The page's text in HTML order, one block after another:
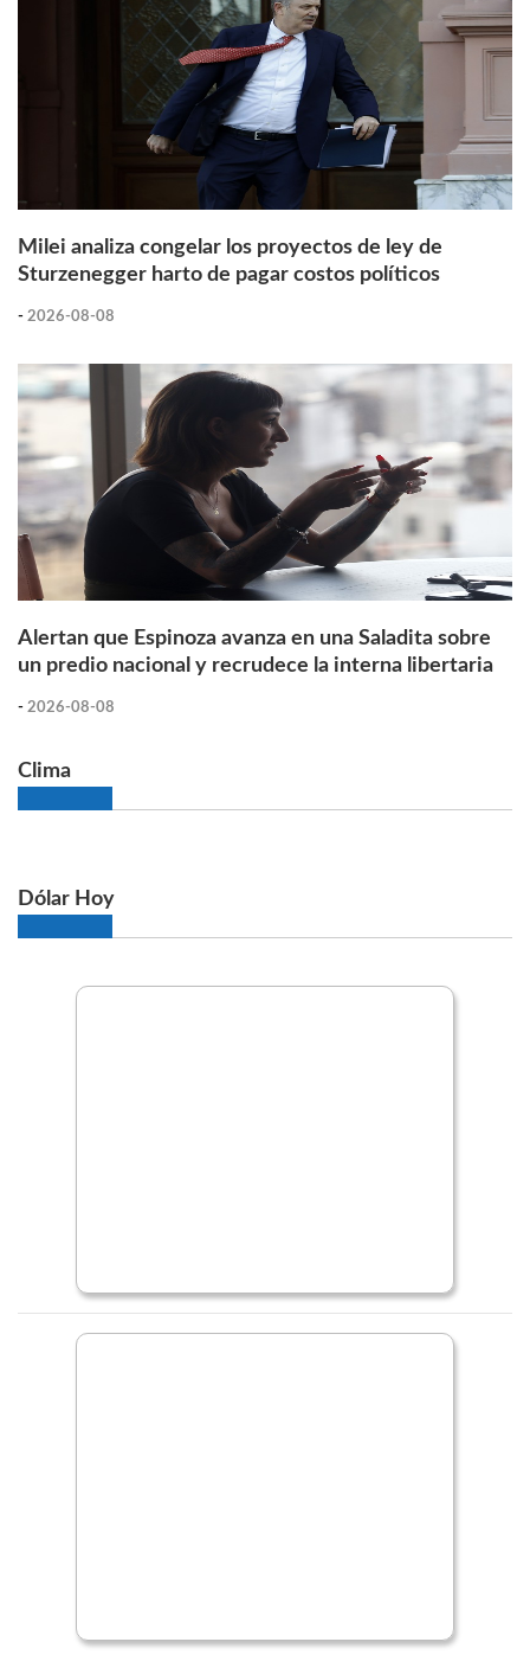
Milei analiza congelar los proyectos de ley de
Sturzenegger harto de pagar costos políticos
- 2026-08-08
Alertan que Espinoza avanza en una Saladita sobre
un predio nacional y recrudece la interna libertaria
- 2026-08-08
Clima
Dólar Hoy